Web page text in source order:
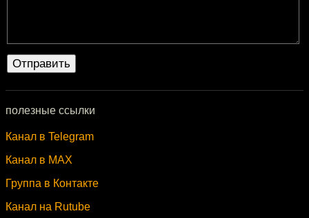
полезные ссылки
Канал в Telegram
Канал в MAX
Группа в Контакте
Канал на Rutube